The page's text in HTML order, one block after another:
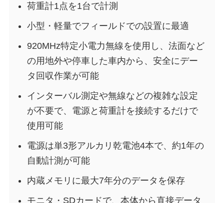
荷重計1点を1台で計測
小型・軽量でフィールドでの設置に最適
920MHz特定小電力無線を使用し、法面など
の用地外や停車した車内から、安全にデー
タ回収作業が可能
インターバル測定や無線などの複雑な設定
が不要で、電源と荷重計を接続するだけで
使用可能
電源は単3形アルカリ乾電池4本で、約1年の
自動計測が可能
内蔵メモリに最大7年分のデータを保存
モニタ・SDカードで、本体から直接データ